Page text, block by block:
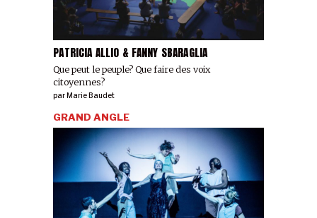
PATRICIA ALLIO & FANNY SBARAGLIA
Que peut le peuple? Que faire des voix
citoyennes?
parMarie Baudet
GRAND ANGLE